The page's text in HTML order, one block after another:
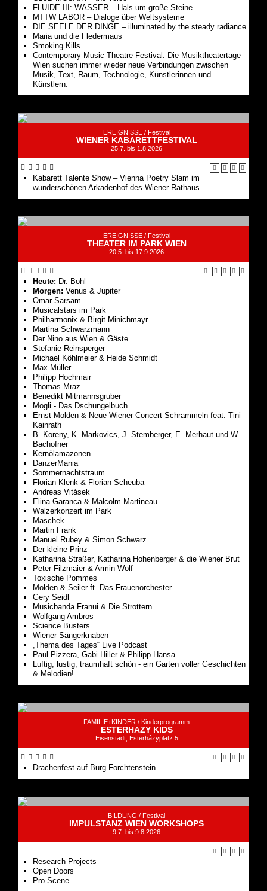
FLUIDE III: WASSER – Hals um große Steine
MTTW LABOR – Dialoge über Weltsysteme
DIE SEELE DER DINGE – illuminated by the steady radiance
Maria und die Fledermaus
Smoking Kills
Contemporary Music Theatre Festival. Die Musiktheatertage
Wien suchen immer wieder neue Verbindungen zwischen
Musik, Text, Raum, Technologie, Künstlerinnen und
Künstlern.
EREIGNISSE / Festival
WIENER KABARETTFESTIVAL
25.7. bis 1.8.2026
Kabarett Talente Show – Vienna Poetry Slam im
wunderschönen Arkadenhof des Wiener Rathaus
EREIGNISSE / Festival
THEATER IM PARK WIEN
20.5. bis 17.9.2026
Heute: Dr. Bohl
Morgen: Venus & Jupiter
Omar Sarsam
Musicalstars im Park
Philharmonix & Birgit Minichmayr
Martina Schwarzmann
Der Nino aus Wien & Gäste
Stefanie Reinsperger
Michael Köhlmeier & Heide Schmidt
Max Müller
Philipp Hochmair
Thomas Mraz
Benedikt Mitmannsgruber
Mogli - Das Dschungelbuch
Ernst Molden & Neue Wiener Concert Schrammeln feat. Tini
Kainrath
B. Koreny, K. Markovics, J. Stemberger, E. Merhaut und W.
Bachofner
Kernölamazonen
DanzerMania
Sommernachts­traum
Florian Klenk & Florian Scheuba
Andreas Vitásek
Elina Garanca & Malcolm Martineau
Walzerkonzert im Park
Maschek
Martin Frank
Manuel Rubey & Simon Schwarz
Der kleine Prinz
Katharina Straßer, Katharina Hohenberger & die Wiener Brut
Peter Filzmaier & Armin Wolf
Toxische Pommes
Molden & Seiler ft. Das Frauenorchester
Gery Seidl
Musicbanda Franui & Die Strottern
Wolfgang Ambros
Science Busters
Wiener Sängerknaben
„Thema des Tages“ Live Podcast
Paul Pizzera, Gabi Hiller & Philipp Hansa
Luftig, lustig, traumhaft schön - ein Garten voller Geschichten
& Melodien!
FAMILIE+KINDER / Kinderprogramm
ESTERHAZY KIDS
Eisenstadt, Esterházyplatz 5
Drachenfest auf Burg Forchtenstein
BILDUNG / Festival
IMPULSTANZ WIEN WORKSHOPS
9.7. bis 9.8.2026
Research Projects
Open Doors
Pro Scene